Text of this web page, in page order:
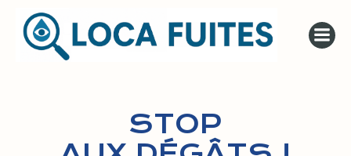
au
contenu
STOP